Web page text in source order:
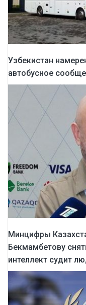
Узбекистан
автобусное
Минцифры
Бекмамбетову
интеллект судит